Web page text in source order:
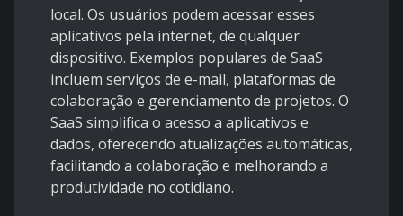
local. Os usuários podem acessar esses
aplicativos pela internet, de qualquer
dispositivo. Exemplos populares de SaaS
incluem serviços de e-mail, plataformas de
colaboração e gerenciamento de projetos. O
SaaS simplifica o acesso a aplicativos e
dados, oferecendo atualizações automáticas,
facilitando a colaboração e melhorando a
produtividade no cotidiano.